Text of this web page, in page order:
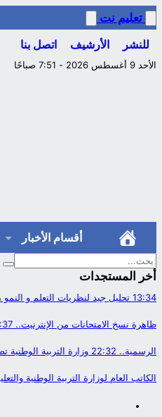
تعليم نت
للنشر
الأرشيف اتصل بنا
الأحد 9 أغسطس 2026 - 7:51 صباحًا
أقسام الأخبار
أخر المستجدات
13:34 تحليل جيد لنظريات التعلم و
ظاهرة نسخ الامتحانات من الإنترنيت..
الرسمية.. 22:32 وزارة التربية الوطنية
الكاتب العام لوزارة التربية الوطنية